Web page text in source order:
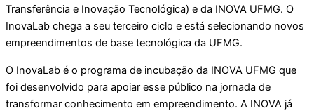
Transferência e Inovação Tecnológica) e da INOVA UFMG. O
InovaLab chega a seu terceiro ciclo e está selecionando novos
empreendimentos de base tecnológica da UFMG.
O InovaLab é o programa de incubação da INOVA UFMG que
foi desenvolvido para apoiar esse público na jornada de
transformar conhecimento em empreendimento. A INOVA já